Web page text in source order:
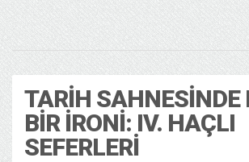
TARIH SAHNESINDE
BIR IRONI: IV. HAÇLI
SEFERLERI